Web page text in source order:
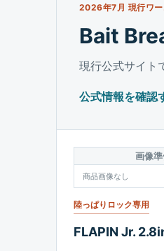
2026年7月 現行ワ
Bait
現行公式サイト
公式情報を確認
画像
商品画像なし
陸っぱりロック専用
FLAPIN Jr.